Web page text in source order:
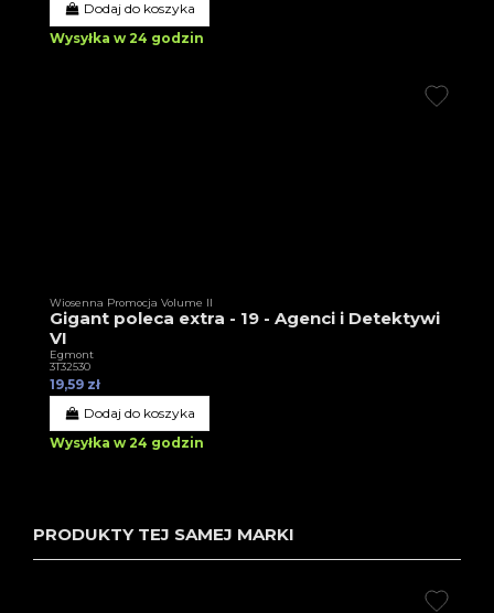
Dodaj do koszyka
Wysyłka w 24 godzin
Wiosenna Promocja Volume II
Gigant poleca extra - 19 - Agenci i Detektywi
VI
Egmont
3T32530
19,59 zł
Dodaj do koszyka
Wysyłka w 24 godzin
PRODUKTY TEJ SAMEJ MARKI